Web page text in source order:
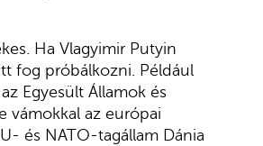
Ha Vlagyimir Putyin
fog próbálkozni. Például
Egyesült Államok és
vámokkal az európai
és NATO-tagállam Dánia